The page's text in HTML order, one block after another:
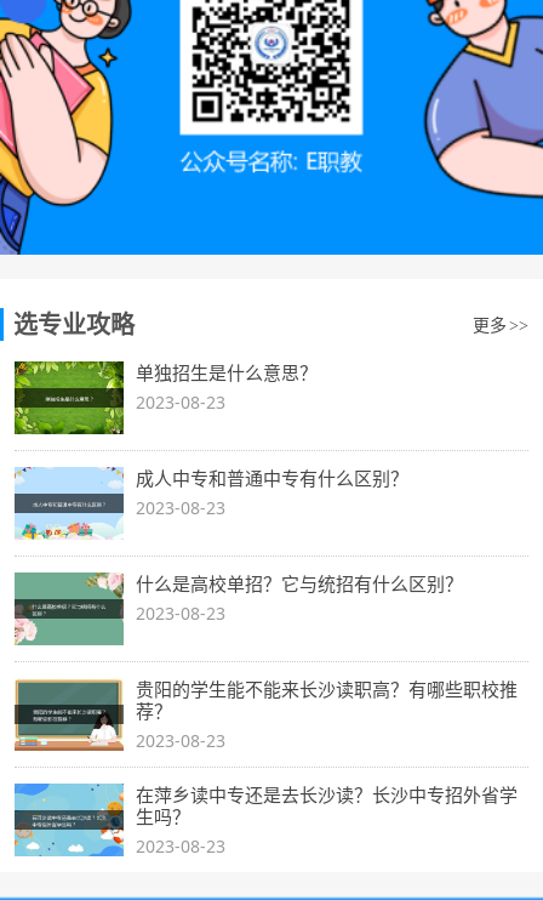
选专业攻略 更多 >>
单独招生是什么意思？
2023-08-23
成人中专和普通中专有什么区别？
2023-08-23
什么是高校单招？它与统招有什么区别？
2023-08-23
贵阳的学生能不能来长沙读职高？有哪些职校推
荐？
2023-08-23
在萍乡读中专还是去长沙读？长沙中专招外省学
生吗？
2023-08-23